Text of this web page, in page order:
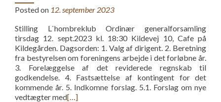
Posted on 12. september 2023
Stilling L`hombreklub Ordinær generalforsamling
tirsdag 12. sept.2023 kl. 18:30 Kildevej 10, Cafe på
Kildegården. Dagsorden: 1. Valg af dirigent. 2. Beretning
fra bestyrelsen om foreningens arbejde i det forløbne år.
3. Forelæggelse af det reviderede regnskab til
godkendelse. 4. Fastsættelse af kontingent for det
kommende år. 5. Indkomne forslag. 5.1. Forslag om nye
vedtægter med[…]